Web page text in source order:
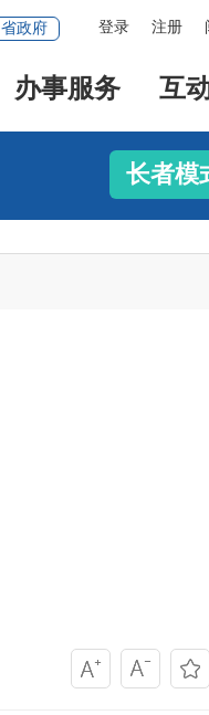
登录 注册
省政府
办事服务 互
长者模